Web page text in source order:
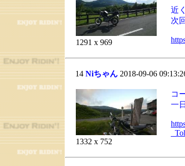
1291 x 969
近
次
14 Niちゃん 2018-09-06
1332 x 752
コ
一